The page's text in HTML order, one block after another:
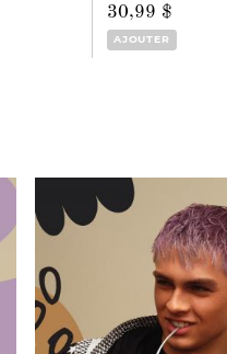
30,99 $
AJOUTER